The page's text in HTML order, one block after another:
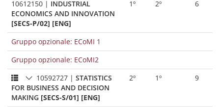
10612150 | INDUSTRIAL
ECONOMICS AND INNOVATION
[SECS-P/02] [ENG]
1º 2º 6
Gruppo opzionale: ECoMI 1
Gruppo opzionale: ECoMI2
10592727 | STATISTICS
FOR BUSINESS AND DECISION
MAKING [SECS-S/01] [ENG]
2º 1º 9